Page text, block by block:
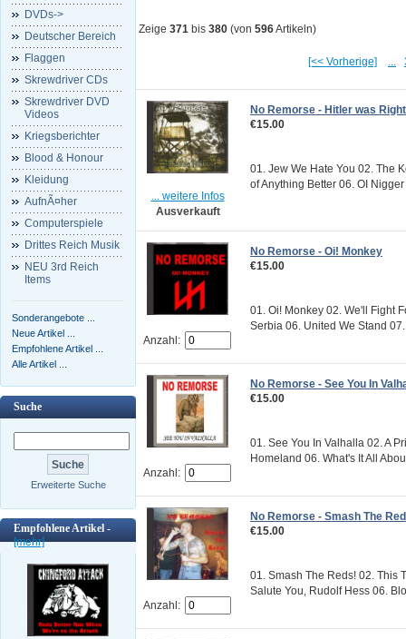
DVDs->
Deutscher Bereich
Flaggen
Skrewdriver CDs
Skrewdriver DVD
Videos
Kriegsberichter
Blood & Honour
Kleidung
AufnÃ¤her
Computerspiele
Drittes Reich Musik
NEU 3rd Reich
Items
Sonderangebote ...
Neue Artikel ...
Empfohlene Artikel ...
Alle Artikel ...
Suche
Erweiterte Suche
Empfohlene Artikel -
[mehr]
Zeige 371 bis 380 (von 596Artikeln)
[<< Vorherige]
... weitere Infos
Ausverkauft
No Remorse - Hitler was Right
€15.00
01. Jew We Hate You 02. The
of Anything Better 06. OI
Anzahl:
No Remorse - Oi! Monkey
€15.00
01. Oi! Monkey 02. We'll Fight
Serbia 06. United We Stand
Anzahl:
No Remorse - See You In
€15.00
01. See You In Valhalla 02. A
Homeland 06. What's It All
Anzahl:
No Remorse - Smash The
€15.00
01. Smash The Reds! 02. This
Salute You, Rudolf Hess 06.